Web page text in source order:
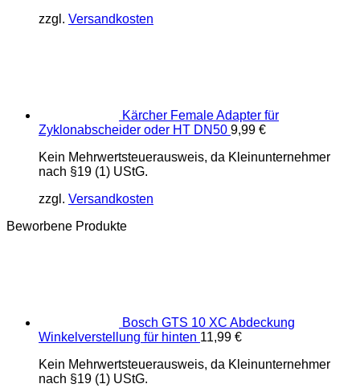
zzgl. Versandkosten
Kärcher Female Adapter für
Zyklonabscheider oder HT DN50 9,99 €
Kein Mehrwertsteuerausweis, da Kleinunternehmer
nach §19 (1) UStG.
zzgl. Versandkosten
Beworbene Produkte
Bosch GTS 10 XC Abdeckung
Winkelverstellung für hinten 11,99 €
Kein Mehrwertsteuerausweis, da Kleinunternehmer
nach §19 (1) UStG.